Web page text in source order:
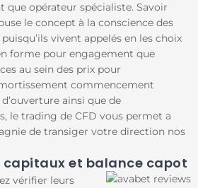
opérateur spécialiste. Savoir
le concept à la conscience des
vivent appelés en les choix
forme pour engagement que
au sein des prix pour
commencement
ainsi que de
le trading de CFD vous permet a
de transiger votre direction nos
et balance capot
vérifier leurs